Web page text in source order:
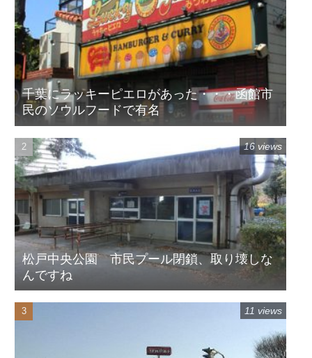
千葉にラッキーピエロがあった・・・函館市
民のソウルフードで有名
松戸中央公園 市民プール閉鎖、取り壊しな
んですね
16 views
11 views